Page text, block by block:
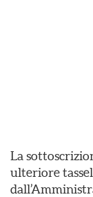
La
ulteriore